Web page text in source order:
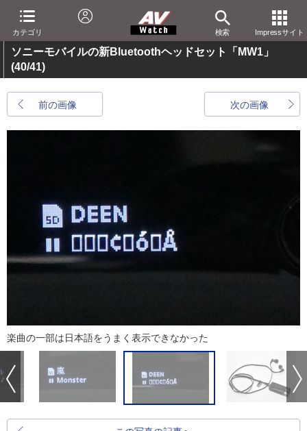
カテゴリ 検索 Impressサイト
ソニーモバイルの新Bluetoothヘッドセット「MW1」
(40/41)
前の画像 次の画像
楽曲の一部は日本語をうまく表示できなかった